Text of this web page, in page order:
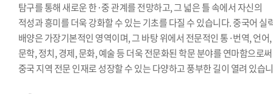
탐구를 통해 새로운 한·중 관계를 전망하고, 그 넓은 틀 속에서 자신의
적성과 흥미를 더욱 강화할 수 있는 기초를 다질 수 있습니다. 중국어 실
배양은 가장기본적인 영역이며, 그 바탕 위에서 전문적인 통·번역, 언어,
문학, 정치, 경제, 문화, 예술 등 더욱 전문화된 학문 분야를 연마함으로써
중국 지역 전문 인재로 성장할 수 있는 다양하고 풍부한 길이 열려 있습